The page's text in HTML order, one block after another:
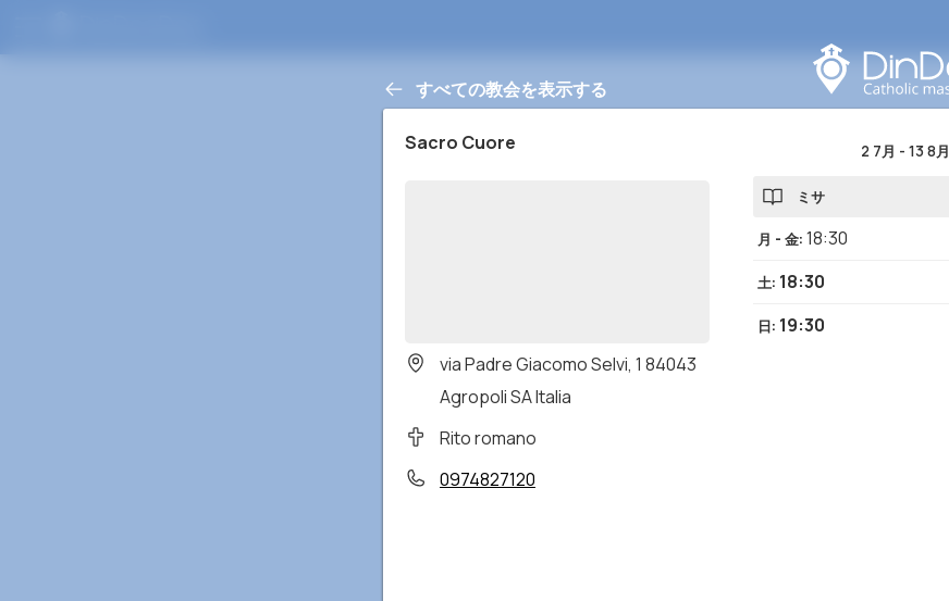
すべての教会を表示する
Sacro Cuore
via Padre Giacomo Selvi, 1 84043
Agropoli SA Italia
Rito romano
0974827120
2 7月 - 13 8月
ミサ
月 - 金: 18:30
土: 18:30
日: 19:30